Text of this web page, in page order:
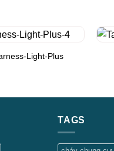
Add to
Light-Plus
TAGS